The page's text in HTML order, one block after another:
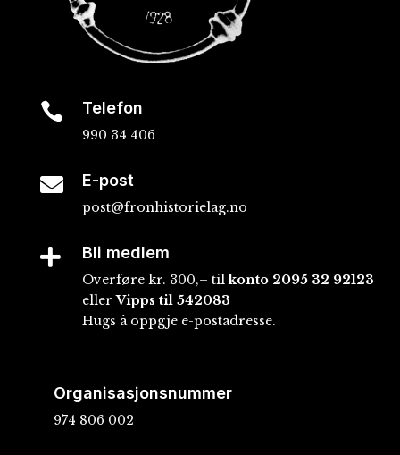
 Telefon
990 34 406
 E-post
post@fronhistorielag.no
 Bli medlem
Overføre kr. 300,– tilkonto 2095 32 92123
ellerVipps til 542083
Hugs å oppgje e-postadresse.
Organisasjonsnummer
974 806 002